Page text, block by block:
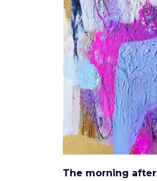
The morning after